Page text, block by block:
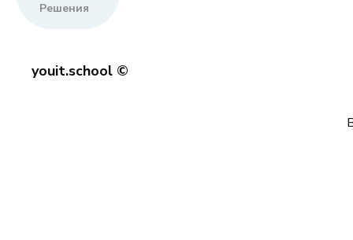
Решения
youit.school ©